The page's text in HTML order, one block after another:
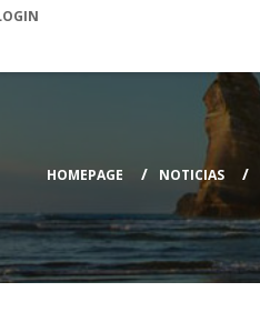
HOMEPAGE NOTICIAS